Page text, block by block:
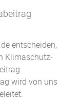
entscheiden,
Klimaschutz­
wird von uns